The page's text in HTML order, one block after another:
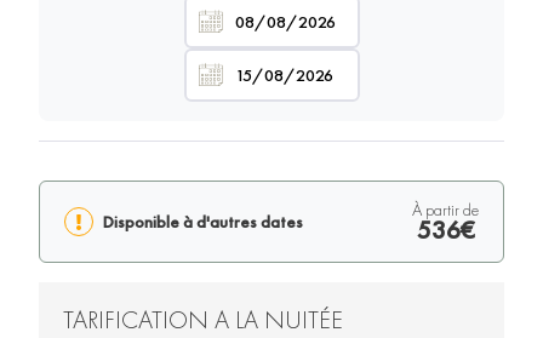
Disponible à d'autres dates
à partir de
536€
TARIFICATION A LA NUITÉE